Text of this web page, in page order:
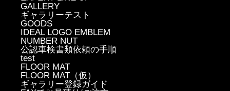
GALLERY
ギャラリーテスト
GOODS
IDEAL LOGO EMBLEM
NUMBER NUT
公認車検書類依頼の手順
test
FLOOR MAT
FLOOR MAT（仮）
ギャラリー登録ガイド